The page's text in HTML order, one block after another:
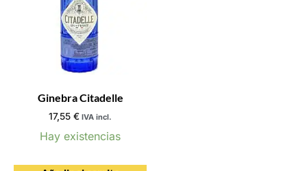
Ginebra Citadelle
17,55 € IVA incl.
Hay existencias